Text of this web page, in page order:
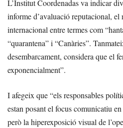
L’Institut Coordenadas va indicar
informe d’avaluació reputacional, el
internacional entre termes com
“quarantena” i “Canàries”.
desembarcament, considera que el
exponencialment”.
I afegeix que “els responsables
estan posant el focus comunicatiu
però la hiperexposició visual de